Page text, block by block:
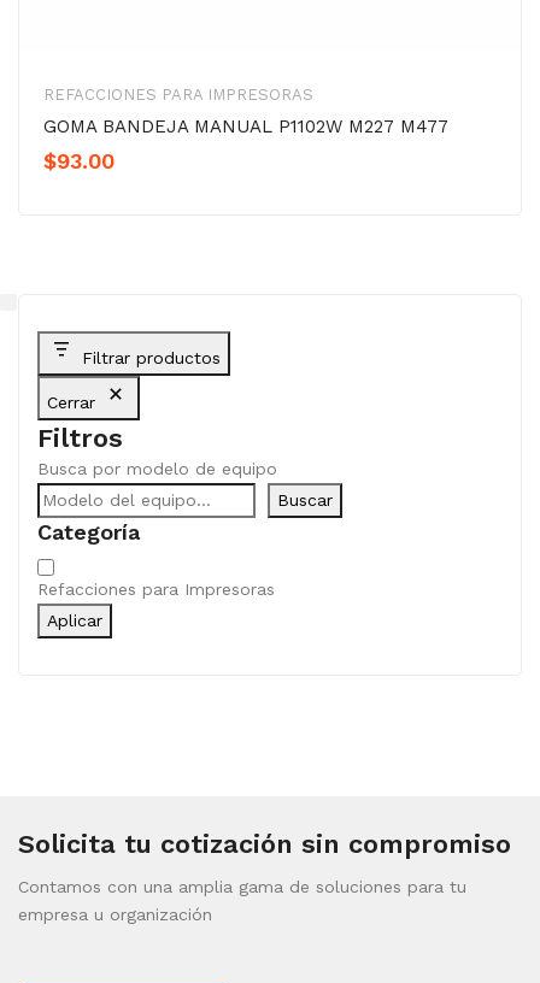
REFACCIONES PARA IMPRESORAS
GOMA BANDEJA MANUAL P1102W M227 M477
$93.00
Filtrar productos
Cerrar
Filtros
Busca por modelo de equipo
Buscar
Categoría
Categoría
Refacciones para Impresoras
Aplicar
Solicita tu cotización sin compromiso
Contamos con una amplia gama de soluciones para tu
empresa u organización